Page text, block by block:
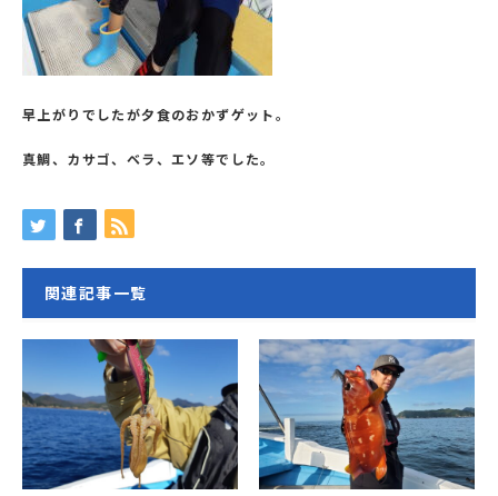
早上がりでしたが夕食のおかずゲット。
真鯛、カサゴ、ベラ、エソ等でした。
関連記事一覧